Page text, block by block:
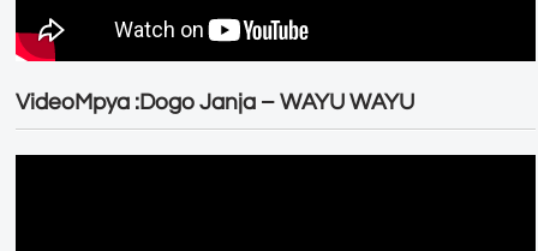
VideoMpya :Dogo Janja – WAYU WAYU